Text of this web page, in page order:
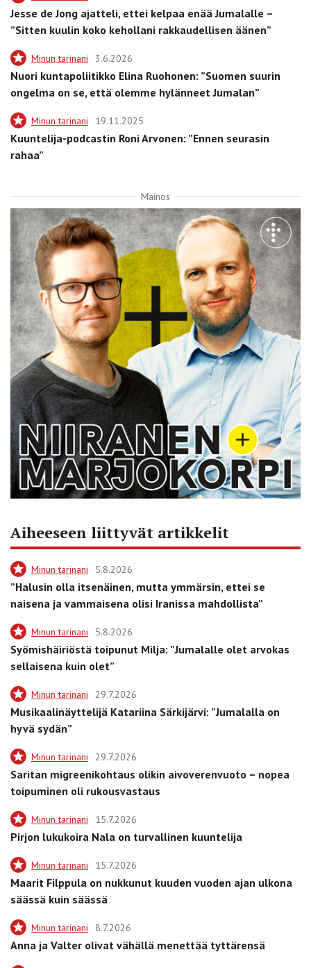
Jesse de Jong ajatteli, ettei kelpaa enää Jumalalle –
”Sitten kuulin koko kehollani rakkaudellisen äänen”
Minun tarinani 3.6.2026
Nuori kuntapoliitikko Elina Ruohonen: ”Suomen suurin
ongelma on se, että olemme hylänneet Jumalan”
Minun tarinani 19.11.2025
Kuuntelija-podcastin Roni Arvonen: ”Ennen seurasin
rahaa”
Mainos
Aiheeseen liittyvät artikkelit
Minun tarinani 5.8.2026
”Halusin olla itsenäinen, mutta ymmärsin, ettei se
naisena ja vammaisena olisi Iranissa mahdollista”
Minun tarinani 5.8.2026
Syömishäiriöstä toipunut Milja: ”Jumalalle olet arvokas
sellaisena kuin olet”
Minun tarinani 29.7.2026
Musikaalinäyttelijä Katariina Särkijärvi: ”Jumalalla on
hyvä sydän”
Minun tarinani 29.7.2026
Saritan migreenikohtaus olikin aivoverenvuoto – nopea
toipuminen oli rukousvastaus
Minun tarinani 15.7.2026
Pirjon lukukoira Nala on turvallinen kuuntelija
Minun tarinani 15.7.2026
Maarit Filppula on nukkunut kuuden vuoden ajan ulkona
säässä kuin säässä
Minun tarinani 8.7.2026
Anna ja Valter olivat vähällä menettää tyttärensä